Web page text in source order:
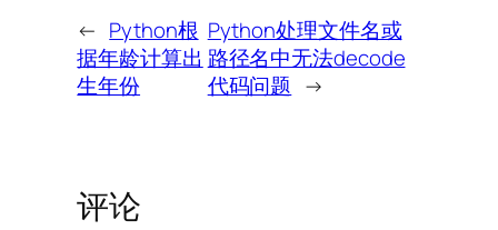
← Python根
据年龄计算出
生年份
Python处理文件名或
路径名中无法decode
代码问题 →
评论